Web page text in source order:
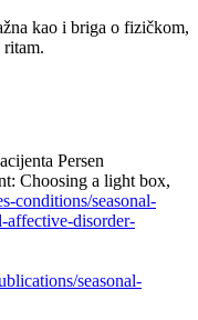
kao i briga o fizičkom,
Persen
Choosing a light box,
conditions/seasonal-
affective-disorder-
seasonal-